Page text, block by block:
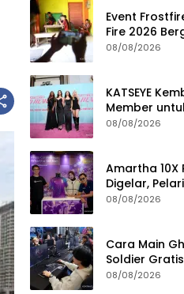
Event
Fire 2026
Diamond
08/08/2026
KATSEYE
Member
Sophia
08/08/2026
Amartha 10X
Digelar,
Pulang Ini
08/08/2026
Cara Main
Soldier
Ubisoft
08/08/2026